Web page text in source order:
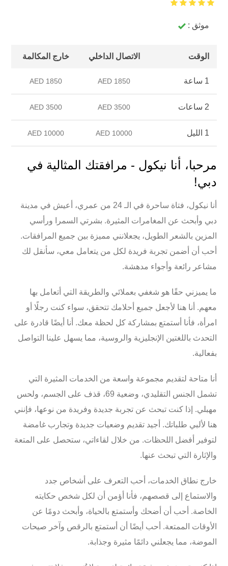
مرحبا، أنا نيكول - مرافقتك المثالية في
دبي!
أنا نيكول، فتاة ساحرة في الـ 24 من عمري، أعيش في مدينة
دبي وأبحث عن المغامرات المثيرة. بشرتي السمرا ورأسي
المزين بالشعر الطويل، يجعلانني مميزة بين جميع المرافقات.
أحب أن أضمن تجربة فريدة لكل من يتعامل معي، سأنقل لك
مشاعر رائعة وأجواء مدهشة.
ما يميزني حقًا هو شغفي بعملائي والطريقة التي أتعامل بها
معهم. أنا هنا لأجعل جميع أحلامك تتحقق، سواء كنت رجلًا أو
امرأة، فأنا أستمتع بمشاركة كل لحظة معك. أنا أيضًا قادرة على
التحدث باللغتين الإنجليزية والروسية، مما يسهل علينا التواصل
بفعالية.
أنا متاحة لتقديم مجموعة واسعة من الخدمات المثيرة التي
تشمل الجنس التقليدي، وضعية 69، قذف على الجسم، ولحس
مهبلي. إذا كنت تبحث عن تجربة جديدة وفريدة من نوعها، فإنني
هنا لألبي طلباتك. أجيد تقديم وضعيات جديدة وتجارب غامضة
لتوفير أفضل اللحظات. من خلال لقاءاتي، ستحصل على المتعة
والإثارة التي تبحث عنها.
خارج نطاق الخدمات، أحب التعرف على أشخاص جدد
والاستماع إلى قصصهم، فأنا أؤمن أن لكل شخص حكايته
الخاصة. أحب أن أضحك وأستمتع بالحياة، وأبحث دومًا عن
الأوقات الممتعة. أحب أيضًا أن أستمتع بالرقص وآخر صيحات
الموضة، مما يجعلني دائمًا مثيرة وجذابة.
موثق :
الوقت الاتصال الداخلي خارج المكالمة
1 ساعة 1850 AED
1850 AED
2 ساعات 3500 AED
3500 AED
1 الليل 10000 AED
10000 AED